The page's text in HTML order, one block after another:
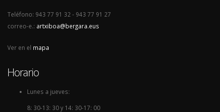
Teléfono: 943 77 91 32 - 943 77 91 27
correo-e.: artxiboa@bergara.eus
Ver en el mapa
Horario
Lunes a jueves:
8: 30-13: 30 y 14: 30-17: 00